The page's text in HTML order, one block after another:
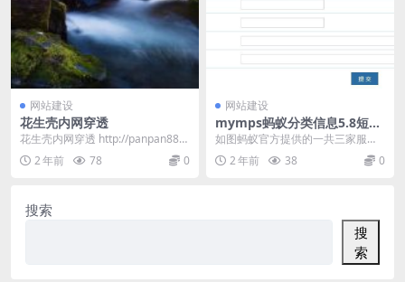
网站建设
花生壳内网穿透
花生壳内网穿透 http://panpan884
8.xicp.net/
2 年前 78 0
网站建设
mymps蚂蚁分类信息5.8短信
接口配置教程
如图蚂蚁官方提供的一共三家服务
商： 通道一 短信通(www.dxton.co
m)...2 年前 38 0
搜索
搜
索